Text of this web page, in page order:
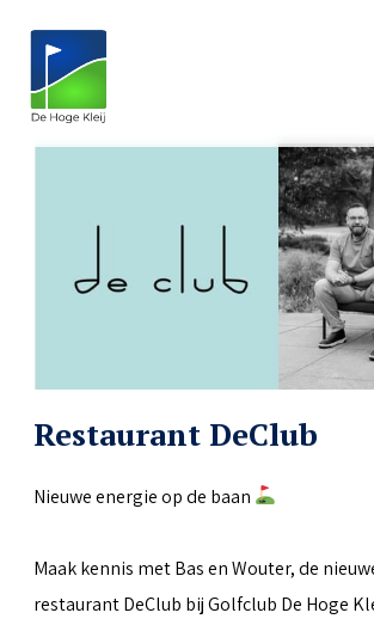
Restaurant DeClub
Nieuwe energie op de baan
Maak kennis met Bas en Wouter, de
restaurant DeClub bij Golfclub De Hoge